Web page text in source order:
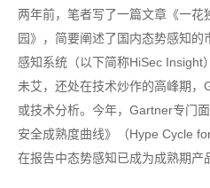
两年前，笔者写了一篇文章《一花
园》，简要阐述了国内态势感知的
感知系统（以下简称HiSec Insight
未艾，还处在技术炒作的高峰期
或技术分析。今年，Gartner专门
安全成熟度曲线》（Hype Cycle
在报告中态势感知已成为成熟期产